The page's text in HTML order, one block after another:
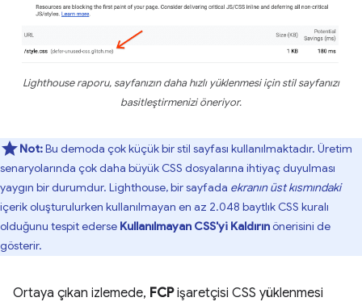
Lighthouse raporu, sayfanızın daha hızlı yüklenmesi için stil sayfanızı
basitleştirmenizi öneriyor.
Not:Bu demoda çok küçük bir stil sayfası kullanılmaktadır. Üretim
senaryolarında çok daha büyük CSS dosyalarına ihtiyaç duyulması
yaygın bir durumdur. Lighthouse, bir sayfada ekranın üst kısmındaki
içerik oluşturulurken kullanılmayan en az 2.048 baytlık CSS kuralı
olduğunu tespit ederse Kullanılmayan CSS'yi Kaldırınönerisini de
gösterir.
Ortaya çıkan izlemede, FCPişaretçisi CSS yüklenmesi